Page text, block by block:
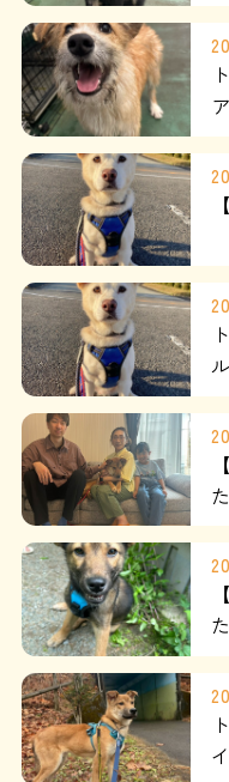
運営：藤和
Copyright © Towa
ル